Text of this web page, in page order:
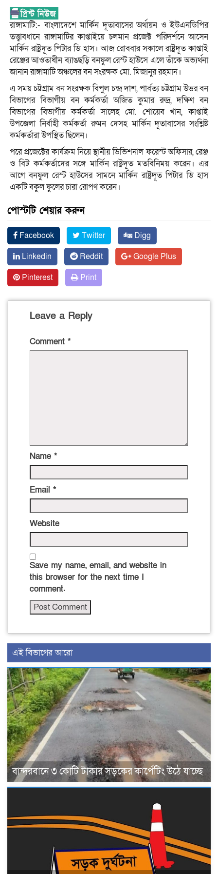
রাঙ্গামাটি:- বাংলাদেশে মার্কিন দূতাবাসের অর্থায়ন ও ইউএনডিপির
তত্ত্বাবধানে রাঙ্গামাটির কাপ্তাইয়ে চলমান প্রজেক্ট পরিদর্শনে আসেন
মার্কিন রাষ্ট্রদূত পিটার ডি হাস। আজ রোববার সকালে রাষ্ট্রদূত কাপ্তাই
রেঞ্জের আওতাধীন ব্যাঙছড়ি বনফুল রেস্ট হাউসে এলে তাঁকে অভ্যর্থনা
জানান রাঙ্গামাটি অঞ্চলের বন সংরক্ষক মো. মিজানুর রহমান।
এ সময় চট্টগ্রাম বন সংরক্ষক বিপুল চন্দ্র দাশ, পার্বত্য চট্টগ্রাম উত্তর বন
বিভাগের বিভাগীয় বন কর্মকর্তা অজিত কুমার রুদ্র, দক্ষিণ বন
বিভাগের বিভাগীয় কর্মকর্তা সালেহ মো. শোয়েব খান, কাপ্তাই
উপজেলা নির্বাহী কর্মকর্তা রুমন দেসহ মার্কিন দূতাবাসের সংশ্লিষ্ট
কর্মকর্তারা উপস্থিত ছিলেন।
পরে প্রজেক্টের কার্যক্রম নিয়ে স্থানীয় ডিভিশনাল ফরেস্ট অফিসার, রেঞ্জ
ও বিট কর্মকর্তাদের সঙ্গে মার্কিন রাষ্ট্রদূত মতবিনিময় করেন। এর
আগে বনফুল রেস্ট হাউসের সামনে মার্কিন রাষ্ট্রদূত পিটার ডি হাস
একটি বকুল ফুলের চারা রোপণ করেন।
পোস্টটি শেয়ার করুন
Facebook Twitter
Digg
Linkedin
Reddit
Google Plus
Pinterest
Print
Leave a Reply
Comment *
Name *
Email *
Website
Save my name, email, and website in
this browser for the next time I
comment.
এই বিভাগের আরো
বান্দরবানে ৩ কোটি টাকার সড়কের কার্পেটিং উঠে যাচ্ছে